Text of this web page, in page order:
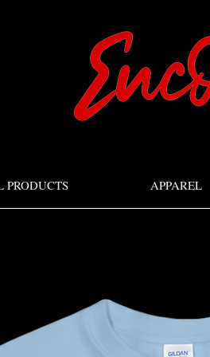
PRODUCTS APPAREL